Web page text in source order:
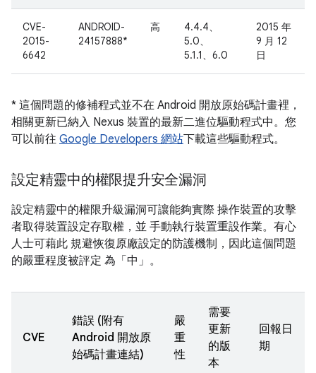
CVE-
2015-
6642
ANDROID-
24157888*
高
4.4.4、
5.0、
5.1.1、6.0
2015 年
9 月 12
日
* 這個問題的修補程式並不在 Android 開放原始碼計畫裡，
相關更新已納入 Nexus 裝置的最新二進位驅動程式中。您
可以前往 Google Developers 網站下載這些驅動程式。
設定精靈中的權限提升安全漏洞
設定精靈中的權限升級漏洞可讓能夠實際 操作裝置的攻擊
者取得裝置設定存取權，並 手動執行裝置重設作業。有心
人士可藉此 規避恢復原廠設定的防護機制，因此這個問題
的嚴重程度被評定 為「中」。
CVE
錯誤 (附有
Android 開放原
始碼計畫連結)
嚴
重
性
需要
更新
的版
本
回報日
期